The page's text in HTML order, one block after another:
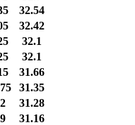
32.54
32.42
32.1
32.1
31.66
31.35
31.28
31.16